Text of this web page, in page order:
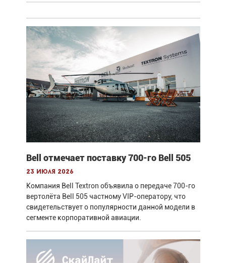
Bell отмечает поставку 700-го Bell 505
23 июля 2026
Компания Bell Textron объявила о передаче 700-го
вертолёта Bell 505 частному VIP-оператору, что
свидетельствует о популярности данной модели в
сегменте корпоративной авиации.